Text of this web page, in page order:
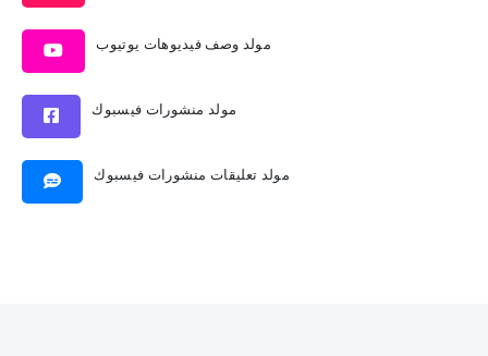
مولد وصف فيديوهات يوتيوب
مولد منشورات فيسبوك
مولد تعليقات منشورات فيسبوك